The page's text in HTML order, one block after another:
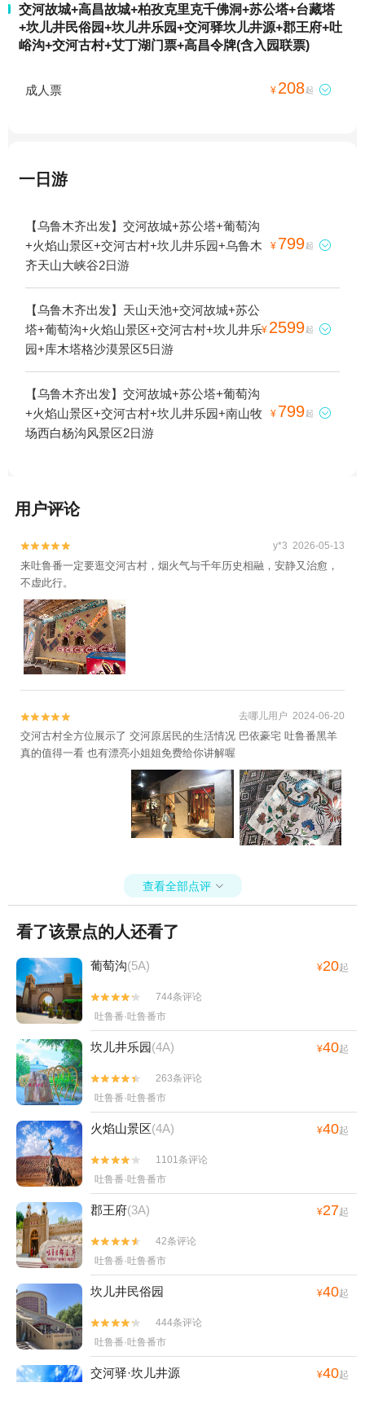
交河故城+高昌故城+柏孜克里克千佛洞+苏公塔+台藏塔
+坎儿井民俗园+坎儿井乐园+交河驿坎儿井源+郡王府+吐
峪沟+交河古村+艾丁湖门票+高昌令牌(含入园联票)
成人票 ¥ 208起 
一日游
【乌鲁木齐出发】交河故城+苏公塔+葡萄沟
+火焰山景区+交河古村+坎儿井乐园+乌鲁木
齐天山大峡谷2日游
¥ 799起 
【乌鲁木齐出发】天山天池+交河故城+苏公
塔+葡萄沟+火焰山景区+交河古村+坎儿井乐
园+库木塔格沙漠景区5日游
¥ 2599起 
【乌鲁木齐出发】交河故城+苏公塔+葡萄沟
+火焰山景区+交河古村+坎儿井乐园+南山牧
场西白杨沟风景区2日游
¥ 799起 
用户评论

 y*3 2026-05-13
来吐鲁番一定要逛交河古村，烟火气与千年历史相融，安静又治愈，
不虚此行。

 去哪儿用户 2024-06-20
交河古村全方位展示了 交河原居民的生活情况 巴依豪宅 吐鲁番黑羊
真的值得一看 也有漂亮小姐姐免费给你讲解喔
查看全部点评 
看了该景点的人还看了
葡萄沟(5A) ¥20起


744条评论
吐鲁番·吐鲁番市
坎儿井乐园(4A) ¥40起


263条评论
吐鲁番·吐鲁番市
火焰山景区(4A) ¥40起


1101条评论
吐鲁番·吐鲁番市
郡王府(3A) ¥27起


42条评论
吐鲁番·吐鲁番市
坎儿井民俗园 ¥40起


444条评论
吐鲁番·吐鲁番市
交河驿·坎儿井源 ¥40起